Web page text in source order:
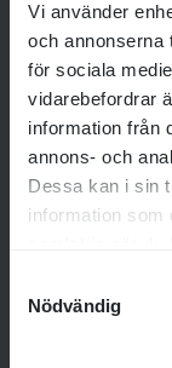
Vi använder
och annonserna
för sociala
vidarebefordrar
information från
annons- och
Dessa kan i sin
information som
Nödvändig